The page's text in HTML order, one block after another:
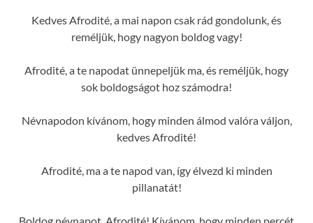
Kedves Afrodité, a mai napon csak rád gondolunk, és
reméljük, hogy nagyon boldog vagy!
Afrodité, a te napodat ünnepeljük ma, és reméljük, hogy
sok boldogságot hoz számodra!
Névnapodon kívánom, hogy minden álmod valóra váljon,
kedves Afrodité!
Afrodité, ma a te napod van, így élvezd ki minden
pillanatát!
Boldog névnapot, Afrodité! Kívánom, hogy minden percét